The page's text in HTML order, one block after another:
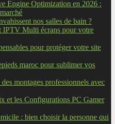
Engine Optimization en 2026 :
nos salles de bain ?
IPTV Multi écrans pour votre
pour protéger votre site
maroc pour sublimer vos
montages professionnels avec
et les Configurations PC Gamer
: bien choisir la personne qui